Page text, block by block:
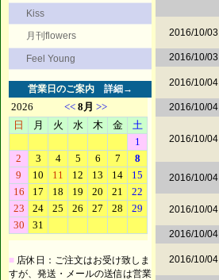
Kiss
月刊flowers
Feel Young
営業日のご案内 詳細→
■ 店休日：ご注文はお受け致しま
すが、発送・メールの送信は営業
2016/10/03
2016/10/03
2016/10/04
2016/10/04
2016/10/04
2016/10/04
2016/10/04
2016/10/04
2016/10/04